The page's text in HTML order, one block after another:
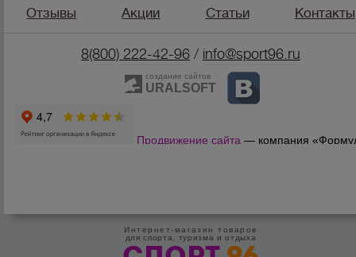
Отзывы
Акции Статьи Контакты
8(800) 222-42-96/ info@sport96.ru
создание сайтов
URALSOFT
Продвижение сайта — компания
Интернет-магазин товаров
для спорта, туризма и отдыха